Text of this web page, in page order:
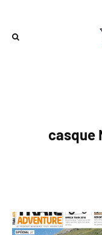
casque